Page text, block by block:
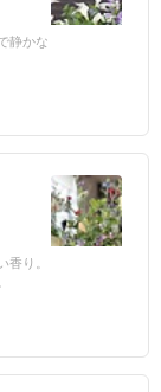
静かな
り。